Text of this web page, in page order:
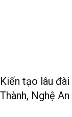
Kiến tạo lâu
Thành, Nghệ An